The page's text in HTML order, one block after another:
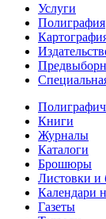
Услуги
Полиграфия
Книги
Журналы
Каталоги
Брошюры
Листовки и
Календари
Газеты